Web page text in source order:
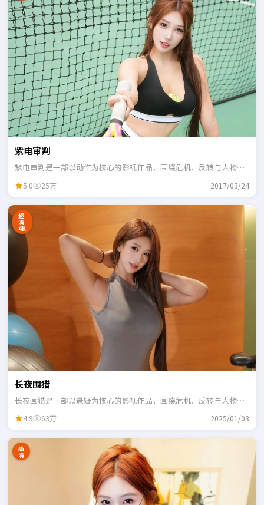
紫电审判
紫电审判是一部以动作为核心的影视作品，围绕危机、反转与人物成
5.0 25万 2017/03/24
超
清
4K
长夜围猎
长夜围猎是一部以悬疑为核心的影视作品，围绕危机、反转与人物成
4.9 63万 2025/01/03
高
清